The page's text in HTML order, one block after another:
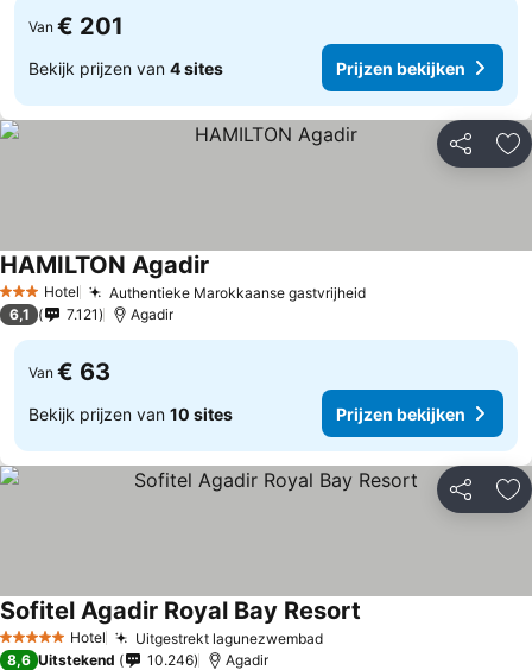
Van € 201
Bekijk prijzen van 4 sites Prijzen bekijken
Delen
3 SterrenHotel Authentieke Marokkaanse gastvrijheid
HAMILTON Agadir
6,1 7.121 Agadir
Van € 63
Bekijk prijzen van 10 sites Prijzen bekijken
Delen
5 Sterren Hotel Uitgestrekt lagunezwembad
Sofitel Agadir Royal Bay Resort
8,6 Uitstekend 10.246 Agadir